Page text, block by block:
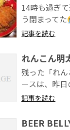
14時も過ぎ
う閉まってた
記事を読む
れんこん明
残った「れ
ースは、昨
記事を読む
BEER